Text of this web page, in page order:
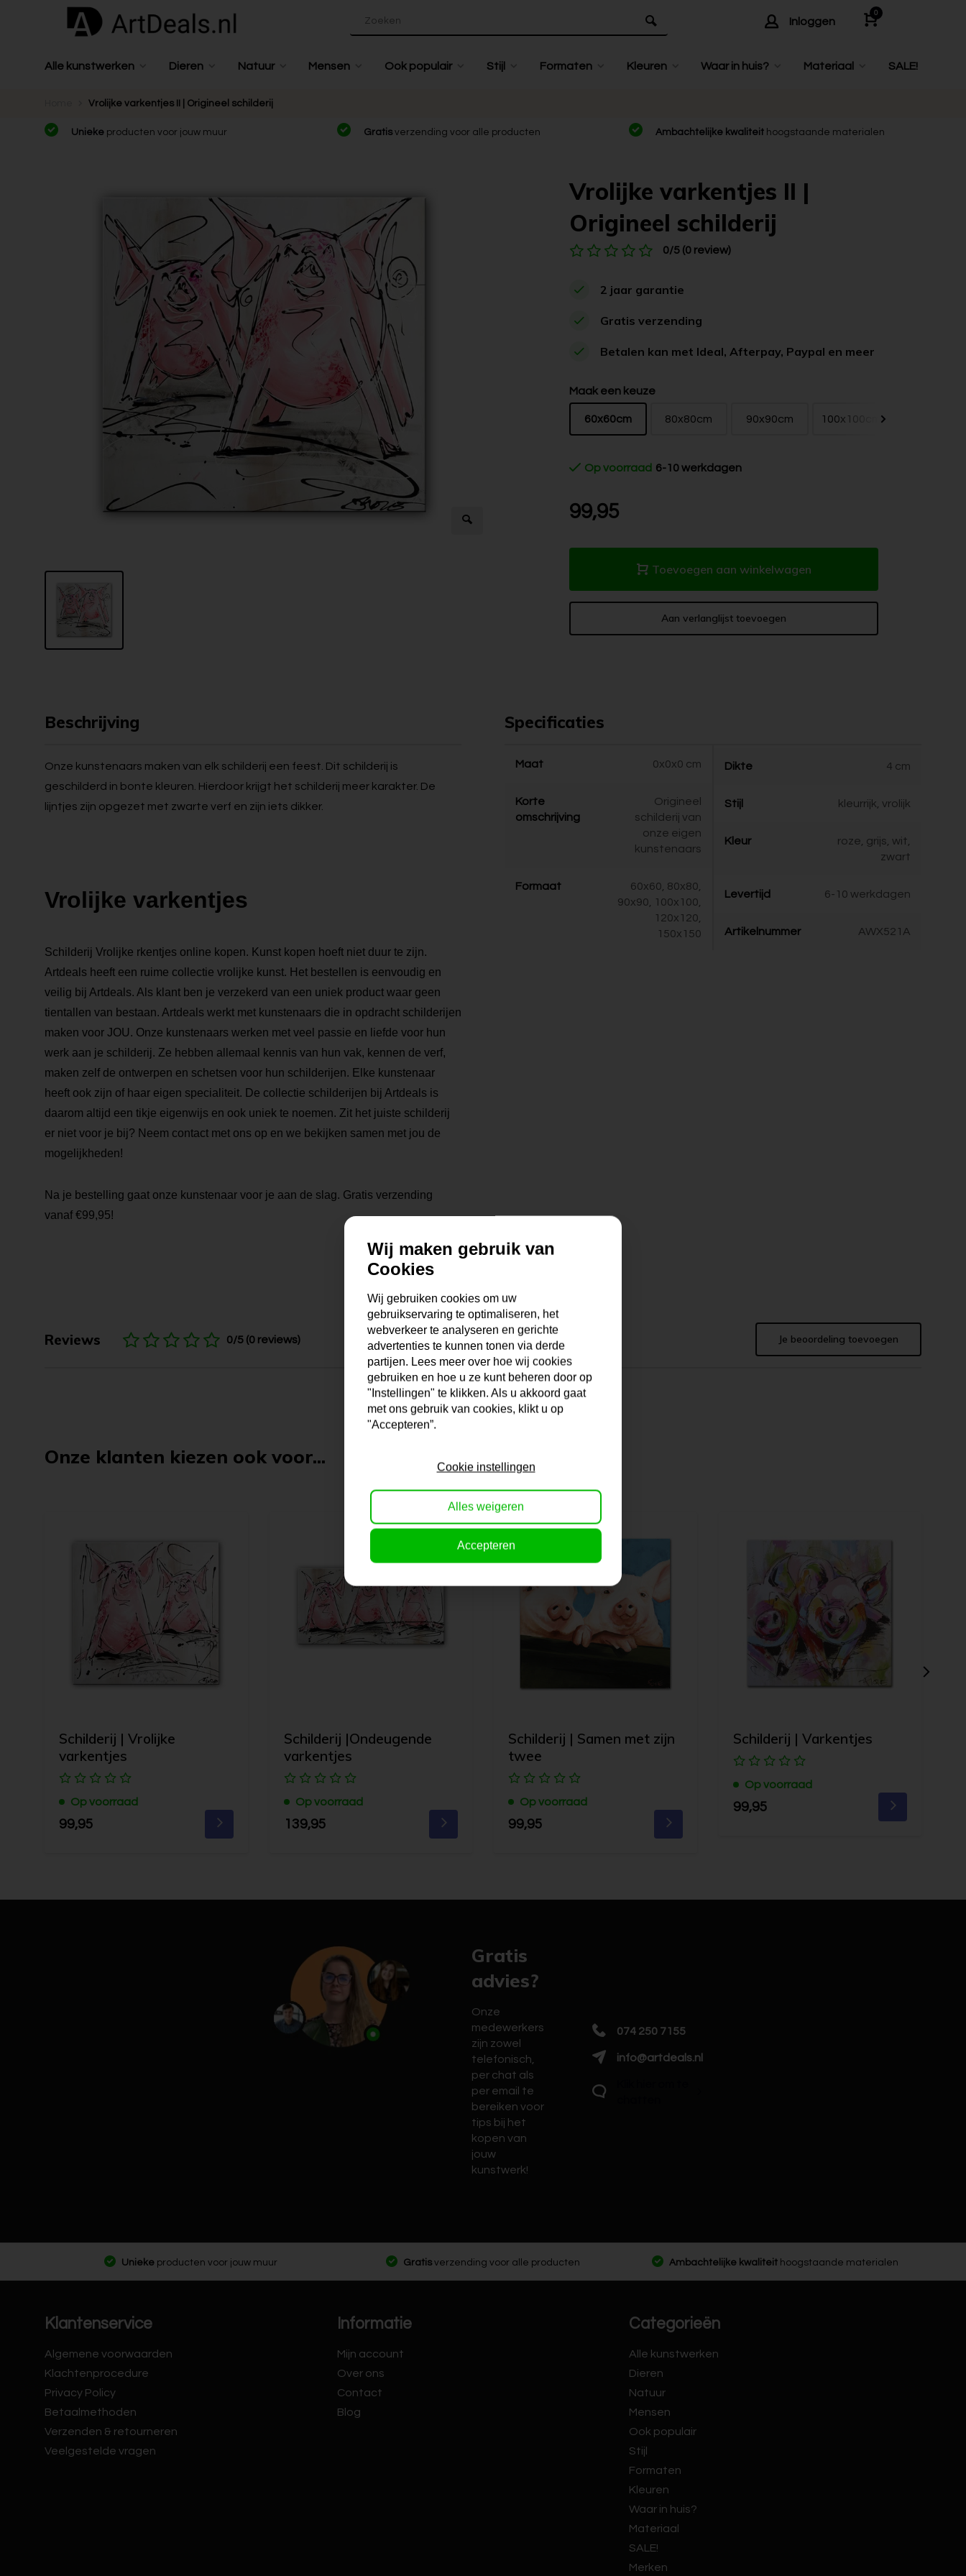
Inloggen
0
Alle kunstwerken Dieren Natuur Mensen Ook populair Stijl Formaten Kleuren Waar in huis? Materiaal SALE!
Vrolijke varkentjes II | Origineel schilderij
Unieke producten voor jouw muur Gratisverzending voor alle producten Ambachtelijke kwaliteit hoogstaande materialen
Vrolijke varkentjes II |
Origineel schilderij
0/5 (0 review)
2 jaar garantie
Gratis verzending
Betalen kan met Ideal, Afterpay, Paypal en meer
Maak een keuze
60x60cm 80x80cm 90x90cm 100x100cm
Op voorraad 6-10 werkdagen
99,95
Toevoegen aan winkelwagen
Aan verlanglijst toevoegen
Beschrijving
Onze kunstenaars maken van elk schilderij een feest. Dit schilderij is
geschilderd in bonte kleuren. Hierdoor krijgt het schilderij meer karakter. De
lijntjes zijn opgezet met zwarte verf en zijn iets dikker.
Vrolijke varkentjes
Schilderij Vrolijke rkentjes online kopen. Kunst kopen hoeft niet duur te zijn.
Artdeals heeft een ruime collectie vrolijke kunst. Het bestellen is eenvoudig en
veilig bij Artdeals. Als klant ben je verzekerd van een uniek product waar geen
tientallen van bestaan. Artdeals werkt met kunstenaars die in opdracht schilderijen
maken voor JOU. Onze kunstenaars werken met veel passie en liefde voor hun
werk aan je schilderij. Ze hebben allemaal kennis van hun vak, kennen de verf,
maken zelf de ontwerpen en schetsen voor hun schilderijen. Elke kunstenaar
heeft ook zijn of haar eigen specialiteit. De collectie schilderijen bij Artdeals is
daarom altijd een tikje eigenwijs en ook uniek te noemen. Zit het juiste schilderij
er niet voor je bij? Neem contact met ons op en we bekijken samen met jou de
mogelijkheden!
Na je bestelling gaat onze kunstenaar voor je aan de slag. Gratis verzending
vanaf €99,95!
Specificaties
Maat 0x0x0 cm
Korte
omschrijving
Origineel
schilderij van
onze eigen
kunstenaars
Formaat
60x60, 80x80,
90x90, 100x100,
120x120,
150x150
Dikte 4 cm
Stijl kleurrijk, vrolijk
Kleur
roze, grijs, wit,
zwart
Levertijd 6-10 werkdagen
Artikelnummer AWX521A
Reviews 0/5 (0 reviews) Je beoordeling toevoegen
Onze klanten kiezen ook voor...
Schilderij | Vrolijke
varkentjes
Op voorraad
99,95
Schilderij |Ondeugende
varkentjes
Op voorraad
139,95
Schilderij | Samen met zijn
twee
Op voorraad
99,95
Schilderij | Varkentjes
Op voorraad
99,95
Gratis
advies?
Onze
medewerkers
zijn zowel
telefonisch,
per chat als
per email te
bereiken voor
tips bij het
kopen van
jouw
kunstwerk!
074 250 7155
info@artdeals.nl
Unieke producten voor jouw muur Gratis verzending voor alle producten Ambachtelijke kwaliteit hoogstaande materialen
Klantenservice
Algemene voorwaarden
Klachtenprocedure
Privacy Policy
Betaalmethoden
Verzenden & retourneren
Veelgestelde vragen
Informatie
Mijn account
Over ons
Contact
Blog
Categorieën
Alle kunstwerken
Dieren
Natuur
Mensen
Ook populair
Stijl
Formaten
Kleuren
Waar in huis?
Materiaal
SALE!
Merken
Wij maken gebruik van
Cookies
Wij gebruiken cookies om uw
gebruikservaring te optimaliseren, het
webverkeer te analyseren en gerichte
advertenties te kunnen tonen via derde
partijen. Lees meer over hoe wij cookies
gebruiken en hoe u ze kunt beheren door op
"Instellingen" te klikken. Als u akkoord gaat
met ons gebruik van cookies, klikt u op
"Accepteren”.
Cookie instellingen
Alles weigeren
Accepteren